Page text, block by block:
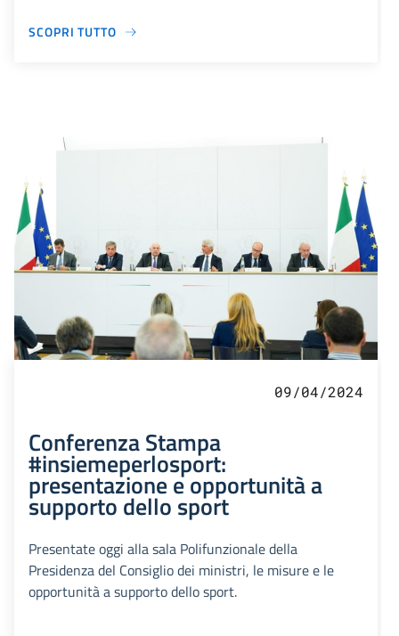
SCOPRI TUTTO
09/04/2024
Conferenza Stampa
#insiemeperlosport:
presentazione e opportunità a
supporto dello sport
Presentate oggi alla sala Polifunzionale della
Presidenza del Consiglio dei ministri, le misure e le
opportunità a supporto dello sport.